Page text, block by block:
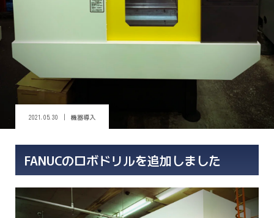
2021.05.30 機器導入
FANUCのロボドリルを追加しました